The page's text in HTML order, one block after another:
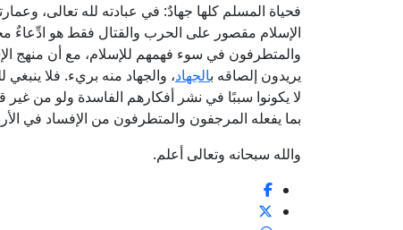
فحياة المسلم كلها جهادٌ: في عبادته لله تعالى،
الإسلام مقصور على الحرب والقتال فقط هو ادِّعاءٌ
والمتطرفون في سوء فهمهم للإسلام، مع أن منهج
يريدون إلصاقه بالجهاد، والجهاد منه بريء. فلا
لا يكونوا سببًا في نشر أفكارهم الفاسدة ولو من غير
بما يفعله المرجفون والمتطرفون من الإفساد في
والله سبحانه وتعالى أعلم.